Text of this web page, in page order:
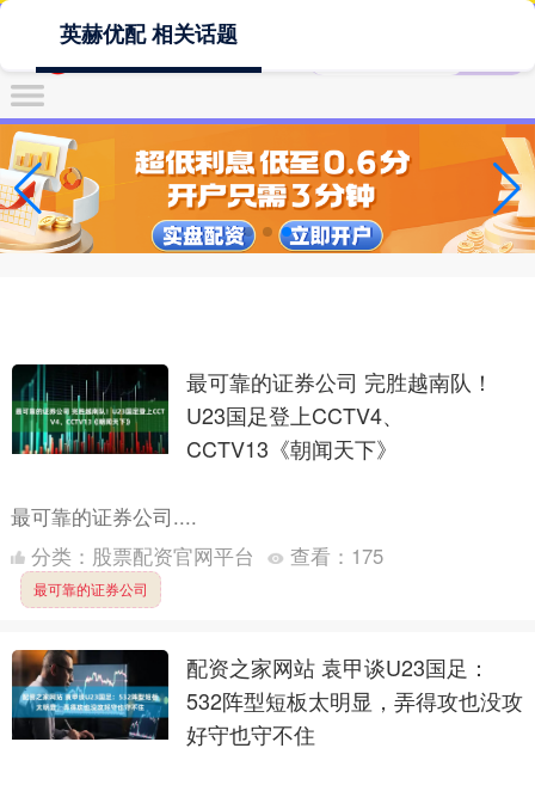
英赫优配 相关话题
最可靠的证券公司 完胜越南队！
U23国足登上CCTV4、
CCTV13《朝闻天下》
最可靠的证券公司....
分类： 股票配资官网平台 查看： 175
最可靠的证券公司
配资之家网站 袁甲谈U23国足：
532阵型短板太明显，弄得攻也没攻
好守也守不住